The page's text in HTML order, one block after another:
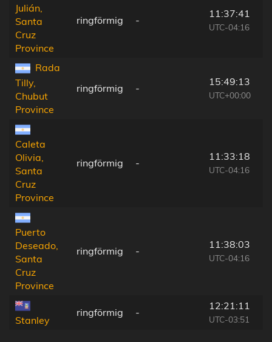
Julián,
Santa
Cruz
Province
ringförmig -
11:37:41
UTC-04:16
Rada
Tilly,
Chubut
Province
ringförmig -
15:49:13
UTC+00:00
Caleta
Olivia,
Santa
Cruz
Province
ringförmig -
11:33:18
UTC-04:16
Puerto
Deseado,
Santa
Cruz
Province
ringförmig -
11:38:03
UTC-04:16
Stanley
ringförmig -
12:21:11
UTC-03:51